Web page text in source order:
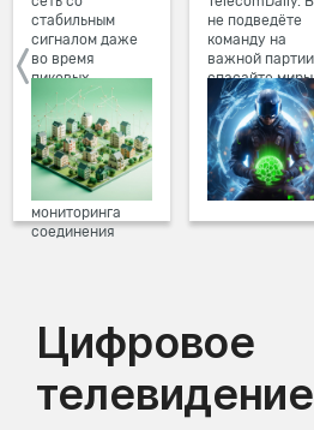
стабильным
сигналом даже
во время
пиковых
нагрузок в
вечернее время.
Мы постоянно
обновляем наше
оборудование в
домах, а система
мониторинга
соединения
не подведёте
команду на
важной
спасайте
побеждайте с
друзьями в
онлайн-играх.
Цифровое
телевидение